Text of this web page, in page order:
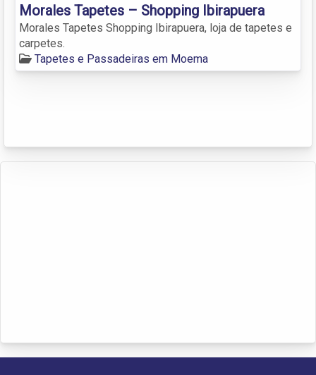
Morales Tapetes – Shopping Ibirapuera
Morales Tapetes Shopping Ibirapuera, loja de tapetes e
carpetes.
Tapetes e Passadeiras em Moema